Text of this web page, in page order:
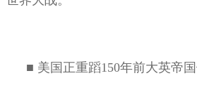
■ 美国正重蹈150年前大英帝